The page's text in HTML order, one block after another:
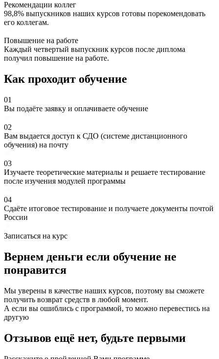
Рекомендации коллег
98,8% выпускников наших курсов готовы порекомендовать
его коллегам.
Повышение на работе
Каждый четвертый выпускник курсов после диплома
получил повышение на работе.
Как проходит обучение
01
Вы подаёте заявку и оплачиваете обучение
02
Вам выдается доступ к СДО (системе дистанционного
обучения) на почту
03
Изучаете теоретические материалы и решаете тестирование
после изучения модулей программы
04
Сдаёте итоговое тестирование и получаете документы почтой
России
Записаться на курс
Вернем деньги если обучение не
понравится
Мы уверены в качестве наших курсов, поэтому вы сможете
получить возврат средств в любой момент.
А если вы ошиблись с программой, то можно перевестись на
другую
Отзывов ещё нет, будьте первыми